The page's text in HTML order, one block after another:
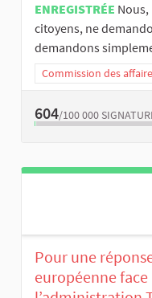
ENREGISTRÉE
citoyens, ne
demandons
Commission des
604/100 000
Pour une
européenne